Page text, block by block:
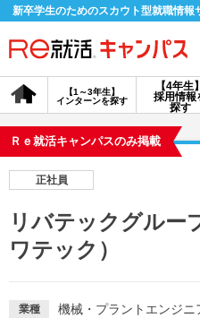
新卒学生のためのスカウト型就職情報
【4年生】
採用情報
探す
【1～3年生】
インターンを探す
会員登録
探す
【4年生】
Ｒｅ就活キャンパスのみ掲載
正社員
リバテックグルー
ワテック）
業種 機械・プラントエンジニ